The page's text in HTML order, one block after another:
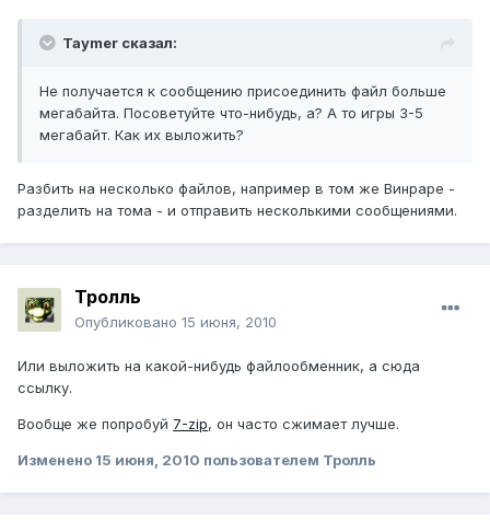
Taymer сказал:
Не получается к сообщению присоединить файл больше
мегабайта. Посоветуйте что-нибудь, а? А то игры 3-5
мегабайт. Как их выложить?
Разбить на несколько файлов, например в том же Винраре -
разделить на тома - и отправить несколькими сообщениями.
Тролль
Опубликовано 15 июня, 2010
Или выложить на какой-нибудь файлообменник, а сюда
ссылку.
Вообще же попробуй 7-zip, он часто сжимает лучше.
Изменено 15 июня, 2010 пользователем Тролль